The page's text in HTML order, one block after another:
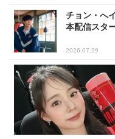
チョン・へ
本配信スタ
2026.07.29